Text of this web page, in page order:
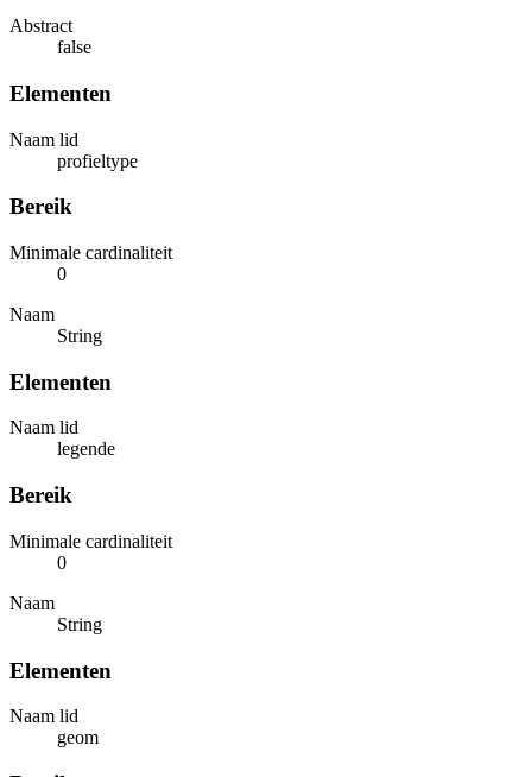
Abstract
false
Elementen
Naam lid
profieltype
Bereik
Minimale cardinaliteit
0
Naam
String
Elementen
Naam lid
legende
Bereik
Minimale cardinaliteit
0
Naam
String
Elementen
Naam lid
geom